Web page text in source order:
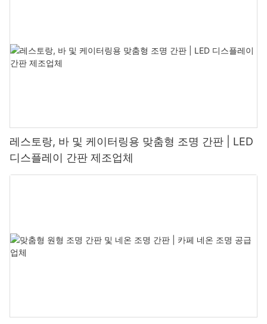
레스토랑, 바 및 케이터링용 맞춤형 조명 간판 | LED
디스플레이 간판 제조업체